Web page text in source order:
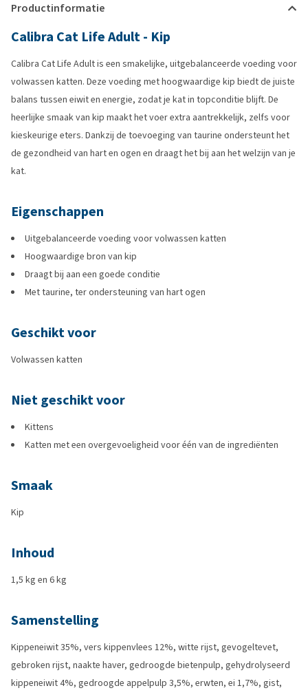
Productinformatie
Calibra Cat Life Adult - Kip
Calibra Cat Life Adult is een smakelijke, uitgebalanceerde voeding voor
volwassen katten. Deze voeding met hoogwaardige kip biedt de juiste
balans tussen eiwit en energie, zodat je kat in topconditie blijft. De
heerlijke smaak van kip maakt het voer extra aantrekkelijk, zelfs voor
kieskeurige eters. Dankzij de toevoeging van taurine ondersteunt het
de gezondheid van hart en ogen en draagt het bij aan het welzijn van je
kat.
Eigenschappen
Uitgebalanceerde voeding voor volwassen katten
Hoogwaardige bron van kip
Draagt bij aan een goede conditie
Met taurine, ter ondersteuning van hart ogen
Geschikt voor
Volwassen katten
Niet geschikt voor
Kittens
Katten met een overgevoeligheid voor één van de ingrediënten
Smaak
Kip
Inhoud
1,5 kg en 6 kg
Samenstelling
Kippeneiwit 35%, vers kippenvlees 12%, witte rijst, gevogeltevet,
gebroken rijst, naakte haver, gedroogde bietenpulp, gehydrolyseerd
kippeneiwit 4%, gedroogde appelpulp 3,5%, erwten, ei 1,7%, gist,